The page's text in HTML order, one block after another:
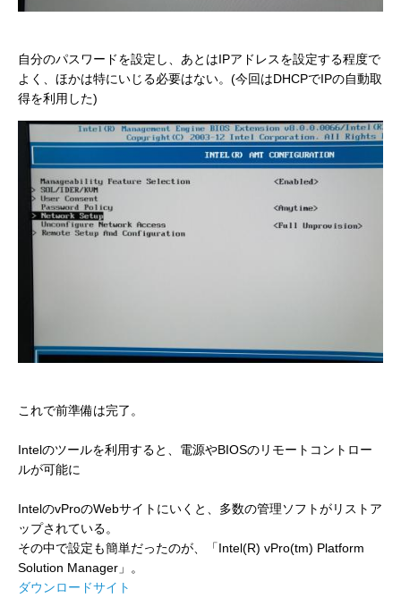
自分のパスワードを設定し、あとはIPアドレスを設定する程度で
よく、ほかは特にいじる必要はない。(今回はDHCPでIPの自動取
得を利用した)
これで前準備は完了。
Intelのツールを利用すると、電源やBIOSのリモートコントロー
ルが可能に
IntelのvProのWebサイトにいくと、多数の管理ソフトがリストア
ップされている。
その中で設定も簡単だったのが、「Intel(R) vPro(tm) Platform
Solution Manager」。
ダウンロードサイト